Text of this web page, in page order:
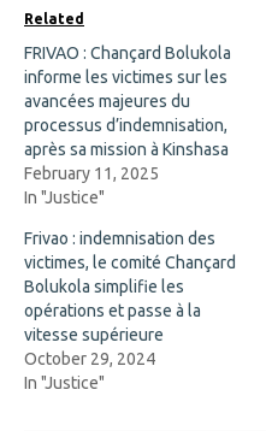
o
o
k
(
O
p
e
n
s
n
n
e
w
i
n
d
o
w
)
i
n
n
e
w
w
n
d
Related
FRIVAO : Chançard Bolukola
informe les victimes sur les
avancées majeures du
processus d’indemnisation,
après sa mission à Kinshasa
February 11, 2025
In "Justice"
Frivao : indemnisation des
victimes, le comité Chançard
Bolukola simplifie les
opérations et passe à la
vitesse supérieure
October 29, 2024
In "Justice"